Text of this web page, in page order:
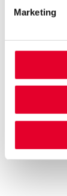
Marketing